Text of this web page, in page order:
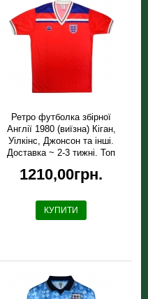
Ретро футболка збірної
Англії 1980 (виїзна) Кіган,
Уілкінс, Джонсон та інші.
Доставка ~ 2-3 тижні. Топ
1210,00грн.
КУПИТИ